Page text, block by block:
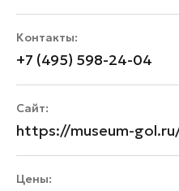
Контакты:
+7 (495) 598-24-04
Сайт:
https://museum-
Цены: